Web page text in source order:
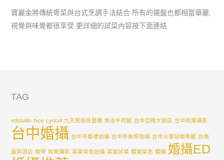
寶麗金將傳統粵菜與台式烹調手法結合 所有的擺盤也都相當華麗,
視覺與味覺都很享受 更詳細的試菜內容按下面連結
TAG
edstudio fxce Lyrical 九天民俗技藝團 免治牛肉飯 台中亞緻大飯店 台中商業攝影
台中婚攝 台中市婚禮拍攝 台中形象照拍攝 台中火車站咖啡廳 台南
晶英酒店 咖啡 商業攝影 喜宴菜色拍攝 喜宴試菜 婚宴菜色 婚攝 婚攝ED